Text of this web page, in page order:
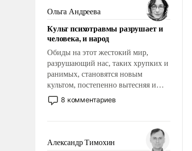
Ольга Андреева
Культ психотравмы разрушает и
человека, и народ
Обиды на этот жестокий мир,
разрушающий нас, таких хрупких и
ранимых, становятся новым
культом, постепенно вытесняя и
отменяя традиционное требование к
человеку – быть мужественным и
на себя ответственность, помогать
слабым, идти вперед и
8 комментариев
Александр Тимохин